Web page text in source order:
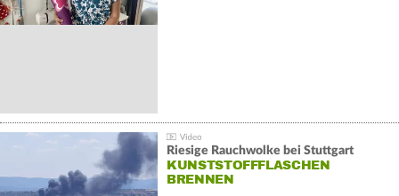
Riesige Rauchwolke bei Stuttgart
KUNSTSTOFFFLASCHEN
BRENNEN